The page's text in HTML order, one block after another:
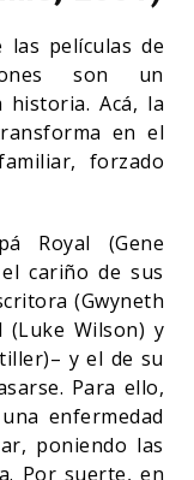
las películas de
son un
Acá, la
en el
forzado
Royal (Gene
cariño de sus
(Gwyneth
Wilson) y
y el de su
Para ello,
enfermedad
poniendo las
Por suerte, en